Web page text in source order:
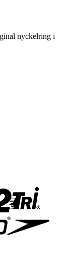
nyckelring i